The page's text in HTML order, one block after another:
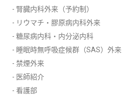
腎臓内科外来（予約制）
リウマチ・膠原病内科外来
糖尿病内科・内分泌内科
睡眠時無呼吸症候群（SAS）外来
禁煙外来
医師紹介
看護部